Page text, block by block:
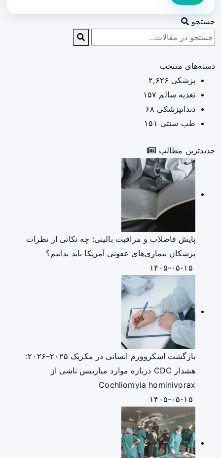
جستجو
دسته‌های منتخب
پزشکی ۲,۶۲۶
تغذیه سالم ۱۵۷
دندانپزشکی ۶۸
طب سنتی ۱۵۱
جدیدترین مطالب
پایش فاضلاب و مراقبت بالینی: چه نکاتی از نظرات
پزشکان بیماری‌های عفونی آمریکا باید بدانیم؟
بازگشت اسکروورم انسانی در مکزیک ۲۰۲۵–۲۰۲۶:
هشدار CDC درباره موارد میازییس ناشی از
Cochliomyia hominivorax